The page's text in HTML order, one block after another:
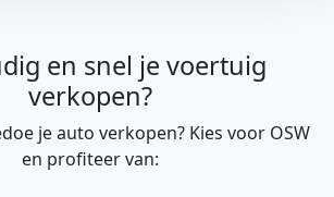
en snel je voertuig
verkopen?
je auto verkopen? Kies voor OSW
en profiteer van: